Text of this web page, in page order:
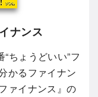
ナンス
ちょうどいい”フ
かるファイナン
ァイナンス』の